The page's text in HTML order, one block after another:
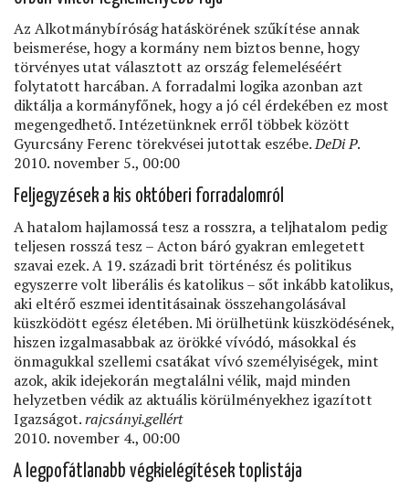
Az Alkotmánybíróság hatáskörének szűkítése annak
beismerése, hogy a kormány nem biztos benne, hogy
törvényes utat választott az ország felemeléséért
folytatott harcában. A forradalmi logika azonban azt
diktálja a kormányfőnek, hogy a jó cél érdekében ez most
megengedhető. Intézetünknek erről többek között
Gyurcsány Ferenc törekvései jutottak eszébe.DeDi P.
2010. november 5., 00:00
Feljegyzések a kis októberi forradalomról
A hatalom hajlamossá tesz a rosszra, a teljhatalom pedig
teljesen rosszá tesz – Acton báró gyakran emlegetett
szavai ezek. A 19. századi brit történész és politikus
egyszerre volt liberális és katolikus – sőt inkább katolikus,
aki eltérő eszmei identitásainak összehangolásával
küszködött egész életében. Mi örülhetünk küszködésének,
hiszen izgalmasabbak az örökké vívódó, másokkal és
önmagukkal szellemi csatákat vívó személyiségek, mint
azok, akik idejekorán megtalálni vélik, majd minden
helyzetben védik az aktuális körülményekhez igazított
Igazságot.rajcsányi.gellért
2010. november 4., 00:00
A legpofátlanabb végkielégítések toplistája